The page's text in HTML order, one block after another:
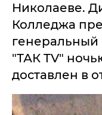
Николаеве.
Колледжа
генеральный
"ТАК TV"
доставлен в